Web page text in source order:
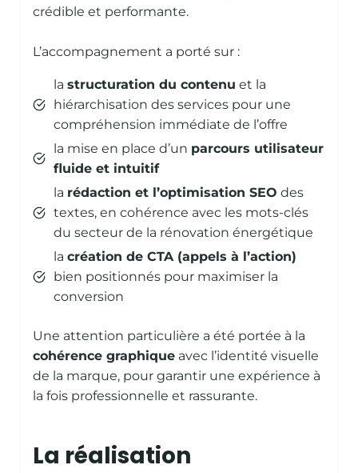
crédible et performante.
L’accompagnement a porté sur :
la structuration du contenu et la
hiérarchisation des services pour une
compréhension immédiate de l’offre
la mise en place d’un parcours utilisateur
fluide et intuitif
la rédaction et l’optimisation SEO des
textes, en cohérence avec les mots-clés
du secteur de la rénovation énergétique
la création de CTA (appels à l’action)
bien positionnés pour maximiser la
conversion
Une attention particulière a été portée à la
cohérence graphique avec l’identité visuelle
de la marque, pour garantir une expérience à
la fois professionnelle et rassurante.
La réalisation